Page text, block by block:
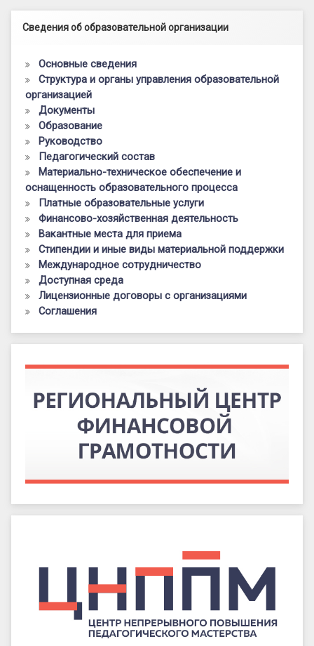
Левый сайдбар
Сведения об образовательной организации
Основные сведения
Структура и органы управления образовательной
организацией
Документы
Образование
Руководство
Педагогический состав
Материально-техническое обеспечение и
оснащенность образовательного процесса
Платные образовательные услуги
Финансово-хозяйственная деятельность
Вакантные места для приема
Стипендии и иные виды материальной поддержки
Международное сотрудничество
Доступная среда
Лицензионные договоры с организациями
Соглашения